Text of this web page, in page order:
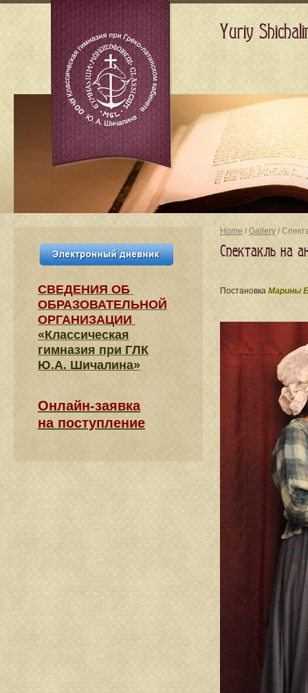
Home / Gallery /
Спектакль на
Постановка Марины
СВЕДЕНИЯ​ ОБ
ОБРАЗОВАТЕЛЬНОЙ
ОРГАНИЗАЦИИ
«Классическая
гимназия при ГЛК
Ю.А. Шичалина»
Онлайн-заявка
на поступление
Yuriy